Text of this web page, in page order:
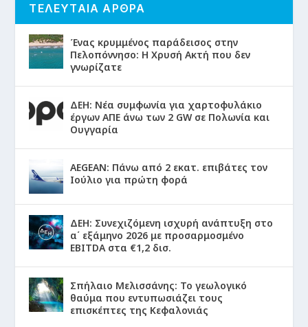
ΤΕΛΕΥΤΑΙΑ ΑΡΘΡΑ
Ένας κρυμμένος παράδεισος στην
Πελοπόννησο: Η Χρυσή Ακτή που δεν
γνωρίζατε
ΔΕΗ: Νέα συμφωνία για χαρτοφυλάκιο
έργων ΑΠΕ άνω των 2 GW σε Πολωνία και
Ουγγαρία
AEGEAN: Πάνω από 2 εκατ. επιβάτες τον
Ιούλιο για πρώτη φορά
ΔΕΗ: Συνεχιζόμενη ισχυρή ανάπτυξη στο
α΄ εξάμηνο 2026 με προσαρμοσμένο
EBITDA στα €1,2 δισ.
Σπήλαιο Μελισσάνης: Το γεωλογικό
θαύμα που εντυπωσιάζει τους
επισκέπτες της Κεφαλονιάς